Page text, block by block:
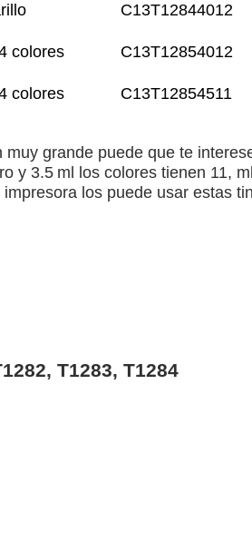
C13T12844012
colores
C13T12854012
colores C13T12854511
grande puede que te
y 3.5 ml los colores tienen 11,
los puede usar estas
T1283, T1284